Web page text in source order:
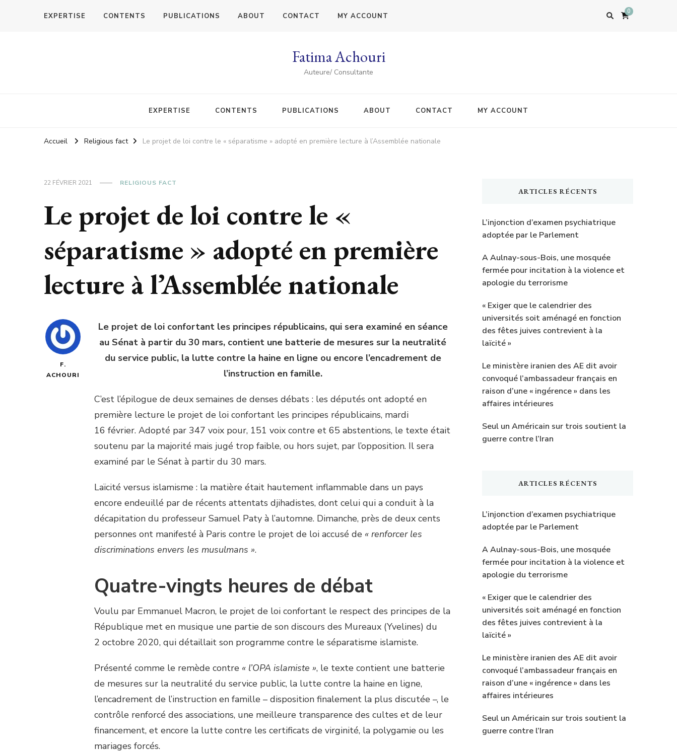
EXPERTISE CONTENTS PUBLICATIONS ABOUT CONTACT MY ACCOUNT
0
Fatima Achouri
Auteure/ Consultante
EXPERTISE CONTENTS PUBLICATIONS ABOUT CONTACT MY ACCOUNT
Accueil Religious fact Le projet de loi contre le « séparatisme » adopté en première lecture à l’Assemblée nationale
22 FÉVRIER 2021 RELIGIOUS FACT
Le projet de loi contre le «
séparatisme » adopté en première
lecture à l’Assemblée nationale
F.
ACHOURI
Le projet de loi confortant les principes républicains, qui sera examiné en séance
au Sénat à partir du 30 mars, contient une batterie de mesures sur la neutralité
du service public, la lutte contre la haine en ligne ou encore l’encadrement de
l’instruction en famille.
C’est l’épilogue de deux semaines de denses débats : les députés ont adopté en
première lecture le projet de loi confortant les principes républicains, mardi
16 février. Adopté par 347 voix pour, 151 voix contre et 65 abstentions, le texte était
soutenu par la majorité mais jugé trop faible, ou hors sujet, par l’opposition. Il sera
examiné par le Sénat à partir du 30 mars.
Laïcité versus islamisme : la matière était hautement inflammable dans un pays
encore endeuillé par de récents attentats djihadistes, dont celui qui a conduit à la
décapitation du professeur Samuel Paty à l’automne. Dimanche, près de deux cents
personnes ont manifesté à Paris contre le projet de loi accusé de « renforcer les
discriminations envers les musulmans ».
Quatre-vingts heures de débat
Voulu par Emmanuel Macron, le projet de loi confortant le respect des principes de la
République met en musique une partie de son discours des Mureaux (Yvelines) du
2 octobre 2020, qui détaillait son programme contre le séparatisme islamiste.
Présenté comme le remède contre « l’OPA islamiste », le texte contient une batterie
de mesures sur la neutralité du service public, la lutte contre la haine en ligne,
l’encadrement de l’instruction en famille – disposition finalement la plus discutée –, le
contrôle renforcé des associations, une meilleure transparence des cultes et de leur
financement, et encore la lutte contre les certificats de virginité, la polygamie ou les
mariages forcés.
ARTICLES RÉCENTS
L’injonction d’examen psychiatrique
adoptée par le Parlement
A Aulnay-sous-Bois, une mosquée
fermée pour incitation à la violence et
apologie du terrorisme
« Exiger que le calendrier des
universités soit aménagé en fonction
des fêtes juives contrevient à la
laïcité »
Le ministère iranien des AE dit avoir
convoqué l’ambassadeur français en
raison d’une « ingérence » dans les
affaires intérieures
Seul un Américain sur trois soutient la
guerre contre l’Iran
ARTICLES RÉCENTS
L’injonction d’examen psychiatrique
adoptée par le Parlement
A Aulnay-sous-Bois, une mosquée
fermée pour incitation à la violence et
apologie du terrorisme
« Exiger que le calendrier des
universités soit aménagé en fonction
des fêtes juives contrevient à la
laïcité »
Le ministère iranien des AE dit avoir
convoqué l’ambassadeur français en
raison d’une « ingérence » dans les
affaires intérieures
Seul un Américain sur trois soutient la
guerre contre l’Iran